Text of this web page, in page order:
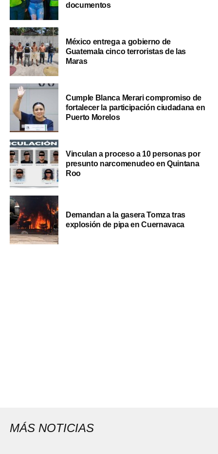
documentos
México entrega a gobierno de
Guatemala cinco terroristas de las
Maras
Cumple Blanca Merari compromiso de
fortalecer la participación ciudadana en
Puerto Morelos
Vinculan a proceso a 10 personas por
presunto narcomenudeo en Quintana
Roo
Demandan a la gasera Tomza tras
explosión de pipa en Cuernavaca
MÁS NOTICIAS